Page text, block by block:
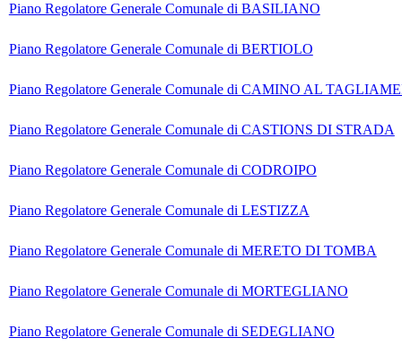
Piano Regolatore Generale Comunale di BASILIANO
Piano Regolatore Generale Comunale di BERTIOLO
Piano Regolatore Generale Comunale di CAMINO AL
Piano Regolatore Generale Comunale di CASTIONS DI STRADA
Piano Regolatore Generale Comunale di CODROIPO
Piano Regolatore Generale Comunale di LESTIZZA
Piano Regolatore Generale Comunale di MERETO DI TOMBA
Piano Regolatore Generale Comunale di MORTEGLIANO
Piano Regolatore Generale Comunale di SEDEGLIANO